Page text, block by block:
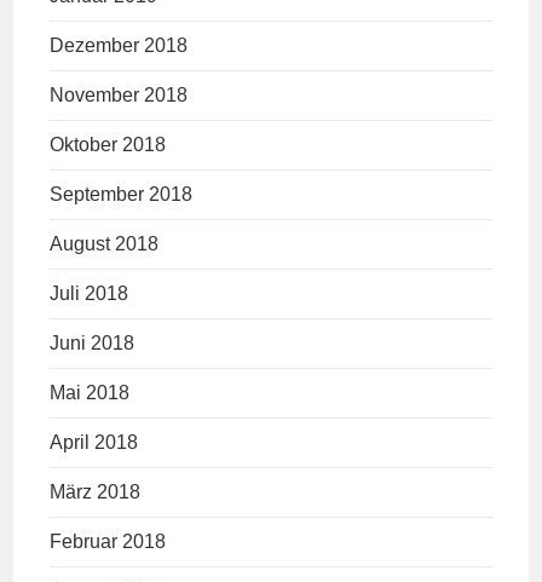
Dezember 2018
November 2018
Oktober 2018
September 2018
August 2018
Juli 2018
Juni 2018
Mai 2018
April 2018
März 2018
Februar 2018